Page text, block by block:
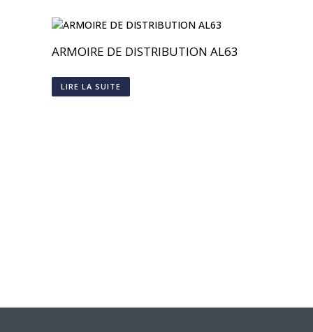
ARMOIRE DE DISTRIBUTION AL63
LIRE LA SUITE